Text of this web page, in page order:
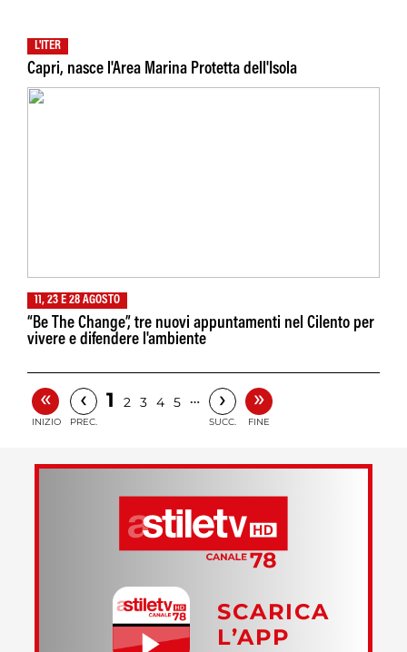
L'ITER
Capri, nasce l'Area Marina Protetta dell'Isola
11, 23 E 28 AGOSTO
“Be The Change”, tre nuovi appuntamenti nel Cilento per
vivere e difendere l'ambiente
«
INIZIO
‹
PREC.
1 2 3 4 5 … ›
SUCC.
»
FINE
SCARICA
L’APP